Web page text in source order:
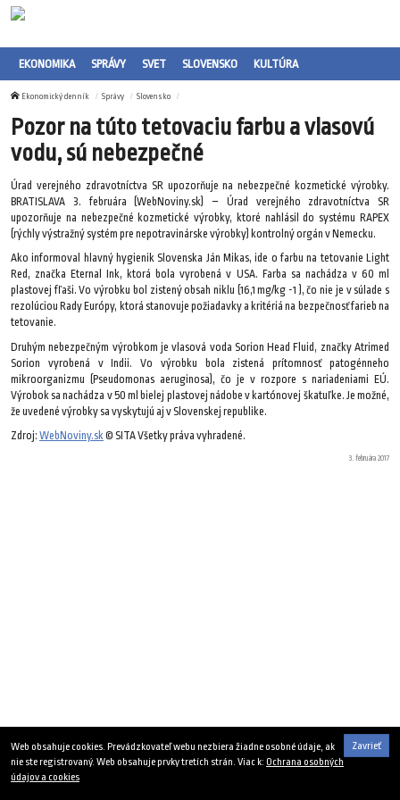
EKONOMIKA SPRÁVY SVET SLOVENSKO KULTÚRA
Ekonomický denník Správy Slovensko
Pozor na túto tetovaciu farbu a vlasovú
vodu, sú nebezpečné
Úrad verejného zdravotníctva SR upozorňuje na nebezpečné kozmetické výrobky.
BRATISLAVA 3. februára (WebNoviny.sk) – Úrad verejného zdravotníctva SR
upozorňuje na nebezpečné kozmetické výrobky, ktoré nahlásil do systému RAPEX
(rýchly výstražný systém pre nepotravinárske výrobky) kontrolný orgán v Nemecku.
Ako informoval hlavný hygienik Slovenska Ján Mikas, ide o farbu na tetovanie Light
Red, značka Eternal Ink, ktorá bola vyrobená v USA. Farba sa nachádza v 60 ml
plastovej fľaši. Vo výrobku bol zistený obsah niklu (16,1 mg/kg -1 ), čo nie je v súlade s
rezolúciou Rady Európy, ktorá stanovuje požiadavky a kritériá na bezpečnosť farieb na
tetovanie.
Druhým nebezpečným výrobkom je vlasová voda Sorion Head Fluid, značky Atrimed
Sorion vyrobená v Indii. Vo výrobku bola zistená prítomnosť patogénneho
mikroorganizmu (Pseudomonas aeruginosa), čo je v rozpore s nariadeniami EÚ.
Výrobok sa nachádza v 50 ml bielej plastovej nádobe v kartónovej škatuľke. Je možné,
že uvedené výrobky sa vyskytujú aj v Slovenskej republike.
Zdroj: WebNoviny.sk© SITA Všetky práva vyhradené.
3. februára 2017
Zavrieť
Web obsahuje cookies. Prevádzkovateľ webu nezbiera žiadne osobné údaje, ak
nie ste registrovaný. Web obsahuje prvky tretích strán. Viac k: Ochrana osobných
údajov a cookies